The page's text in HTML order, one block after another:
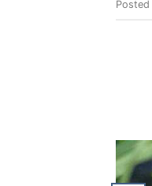
Posted